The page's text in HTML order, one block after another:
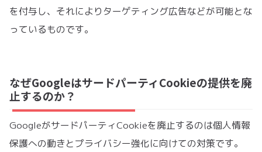
を付与し、それによりターゲティング広告などが可能とな
っているものです。
なぜGoogleはサードパーティCookieの提供を廃
止するのか？
GoogleがサードパーティCookieを廃止するのは個人情報
保護への動きとプライバシー強化に向けての対策です。